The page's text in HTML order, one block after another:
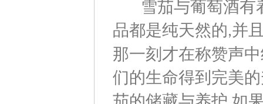
雪茄与葡萄酒有
品都是纯天然的,并
那一刻才在称赞声
们的生命得到完美